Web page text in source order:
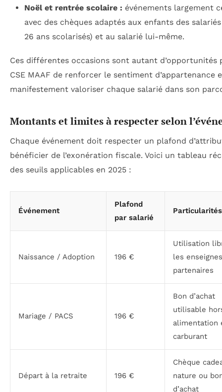
Noël et rentrée scolaire : événements largement
avec des chèques adaptés aux enfants des salariés
26 ans scolarisés) et au salarié lui-même.
Ces différentes occasions sont autant d’opportunités
CSE MAAF de renforcer le sentiment d’appartenance
manifestement valoriser chaque salarié dans son
Montants et limites à respecter selon
Chaque événement doit respecter un plafond
bénéficier de l’exonération fiscale. Voici un tableau
des seuils applicables en 2025 :
Événement
Plafond
par salarié
Particularités
Naissance / Adoption 196 €
Utilisation
les enseignes
partenaires
Mariage / PACS 196 €
Bon d’achat
utilisable
alimentation
carburant
Départ à la retraite 196 €
Chèque
nature ou
d’achat